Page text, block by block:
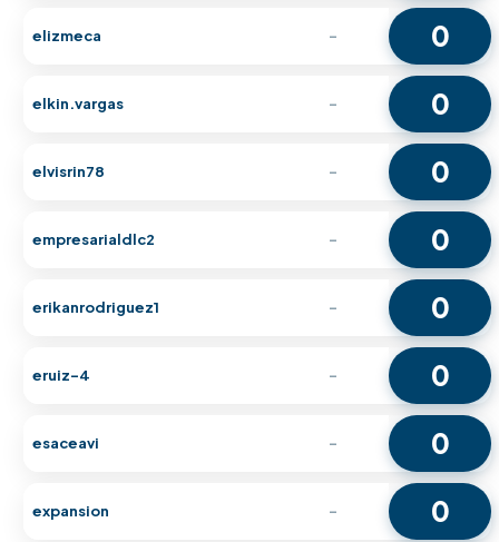
elizmeca - 0
elkin.vargas - 0
elvisrin78 - 0
empresarialdlc2 - 0
erikanrodriguez1 - 0
eruiz-4 - 0
esaceavi - 0
expansion - 0